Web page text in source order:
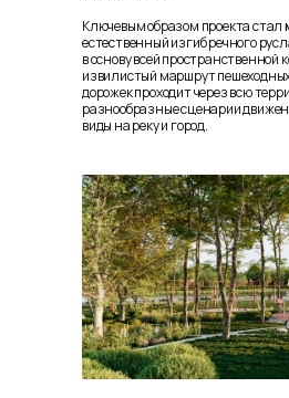
Ключевым образом проекта стал
естественный изгиб речного
в основу всей пространственной
извилистый маршрут
дорожек проходит через всю
разнообразные сценарии
виды на реку и город.